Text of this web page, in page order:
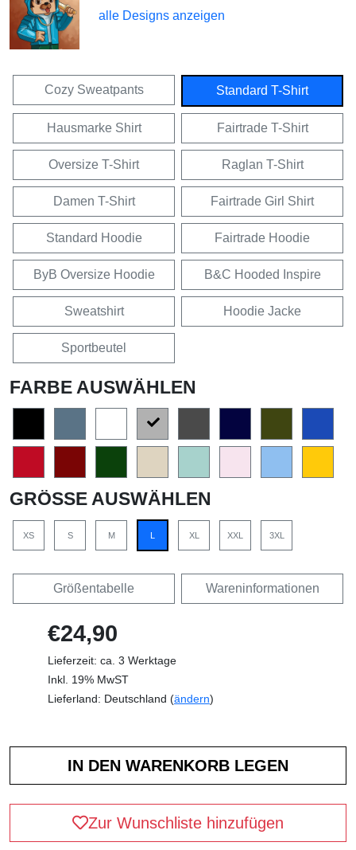
alle Designs anzeigen
Cozy Sweatpants Standard T-Shirt
Hausmarke Shirt Fairtrade T-Shirt
Oversize T-Shirt Raglan T-Shirt
Damen T-Shirt Fairtrade Girl Shirt
Standard Hoodie Fairtrade Hoodie
ByB Oversize Hoodie B&C Hooded Inspire
Sweatshirt Hoodie Jacke
Sportbeutel
FARBE AUSWÄHLEN
GRÖSSE AUSWÄHLEN
XS S M L XL XXL 3XL
Größentabelle Wareninformationen
€24,90
Lieferzeit: ca. 3 Werktage
Inkl. 19% MwST
Lieferland: Deutschland (ändern)
Zur Wunschliste hinzufügen